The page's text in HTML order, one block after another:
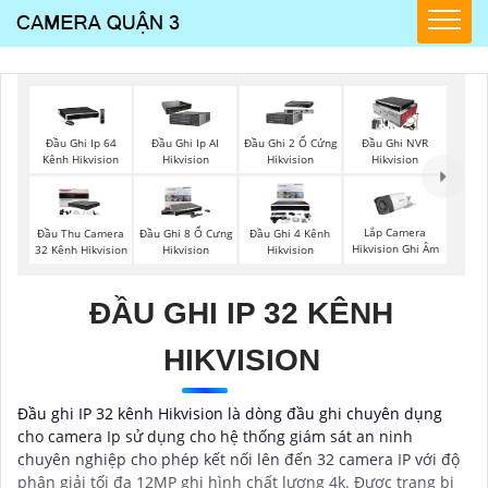
Đầu Ghi Ip 64
Kênh Hikvision
Đầu Ghi Ip AI
Hikvision
Đầu Ghi 2 Ổ Cứng
Hikvision
Đầu Ghi NVR
Hikvision
Đầu Thu Camera
32 Kênh Hikvision
Đầu Ghi 8 Ổ Cưng
Hikvision
Đầu Ghi 4 Kênh
Hikvision
Lắp Camera
Hikvision Ghi Âm
ĐẦU GHI IP 32 KÊNH
HIKVISION
Đầu ghi IP 32 kênh Hikvision là dòng đầu ghi chuyên dụng
cho camera Ip sử dụng cho hệ thống giám sát an ninh
chuyên nghiệp cho phép kết nối lên đến 32 camera IP với độ
phân giải tối đa 12MP ghi hình chất lượng 4k. Được trang bị